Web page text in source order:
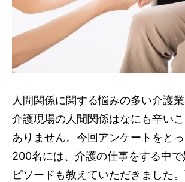
人間関係に関する悩みの多い介護業
介護現場の人間関係はなにも辛い
ありません。今回アンケートをと
200名には、介護の仕事をする中
ピソードも教えていただきました